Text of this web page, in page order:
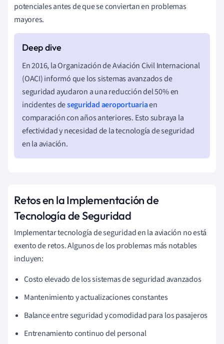
potenciales antes de que se conviertan en problemas
mayores.
En 2016, la Organización de Aviación Civil Internacional
(OACI) informó que los sistemas avanzados de
seguridad ayudaron a una reducción del 50% en
incidentes deseguridad aeroportuariaen
comparación con años anteriores. Esto subraya la
efectividad y necesidad de la tecnología de seguridad
en la aviación.
Retos en la Implementación de
Tecnología de Seguridad
Implementar tecnología de seguridad en la aviación no está
exento de retos. Algunos de los problemas más notables
incluyen:
Costo elevado de los sistemas de seguridad avanzados
Mantenimiento y actualizaciones constantes
Balance entre seguridad y comodidad para los pasajeros
Entrenamiento continuo del personal